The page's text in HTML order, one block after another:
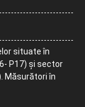
situate în
P17) și sector
Măsurători în